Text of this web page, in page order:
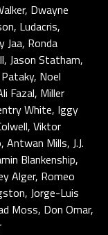
Dwayne
Ludacris,
Jaa, Ronda
Jason Statham,
Noel
Fazal, Miller
White, Iggy
Viktor
Mills, J.J.
Blankenship,
Alger, Romeo
Jorge-Luis
Moss, Don Omar,